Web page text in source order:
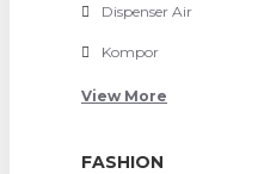
Dispenser Air
Kompor
View More
FASHION